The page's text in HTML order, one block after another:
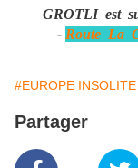
GROTLI est
- Route La
#EUROPE INSOLITE
Partager